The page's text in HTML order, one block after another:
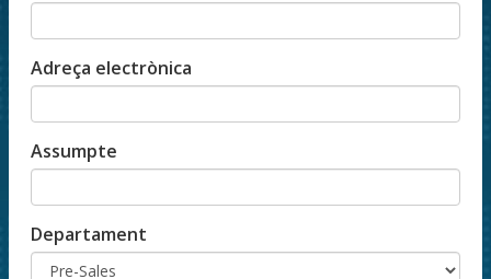
Adreça electrònica
Assumpte
Departament